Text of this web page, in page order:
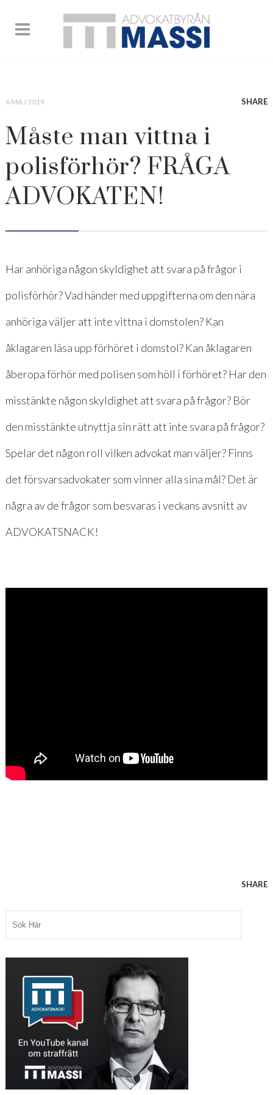
6 MAJ 2019 SHARE
Måste man vittna i
polisförhör? FRÅGA
ADVOKATEN!
Har anhöriga någon skyldighet att svara på frågor i
polisförhör? Vad händer med uppgifterna om den nära
anhöriga väljer att inte vittna i domstolen? Kan
åklagaren läsa upp förhöret i domstol? Kan åklagaren
åberopa förhör med polisen som höll i förhöret? Har den
misstänkte någon skyldighet att svara på frågor? Bör
den misstänkte utnyttja sin rätt att inte svara på frågor?
Spelar det någon roll vilken advokat man väljer? Finns
det försvarsadvokater som vinner alla sina mål? Det är
några av de frågor som besvaras i veckans avsnitt av
ADVOKATSNACK!
SHARE